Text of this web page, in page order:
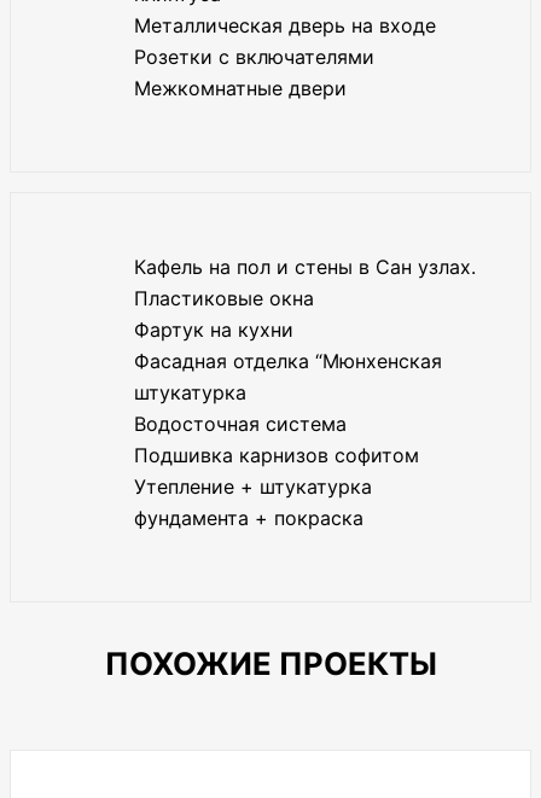
Металлическая дверь на входе
Розетки с включателями
Межкомнатные двери
Кафель на пол и стены в Сан узлах.
Пластиковые окна
Фартук на кухни
Фасадная отделка “Мюнхенская
штукатурка
Водосточная система
Подшивка карнизов софитом
Утепление + штукатурка
фундамента + покраска
ПОХОЖИЕ ПРОЕКТЫ